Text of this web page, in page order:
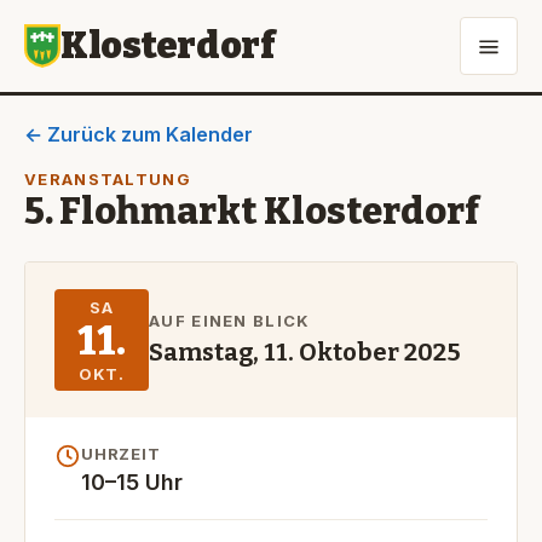
Klosterdorf
← Zurück zum Kalender
VERANSTALTUNG
5. Flohmarkt Klosterdorf
SA
11.
OKT.
AUF EINEN BLICK
Samstag, 11. Oktober 2025
UHRZEIT
10–15 Uhr